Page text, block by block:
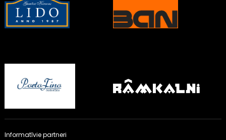
Informatīvie partneri